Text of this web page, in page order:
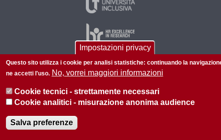
© 2026 Università di Padova - Tutti i diritti riservati
P.I. 00742430283 C.F. 80006480281
Impostazioni privacy
Questo sito utilizza i cookie per analisi statistiche: continuando la
ne accetti l'uso. No, vorrei maggiori informazioni
Cookie tecnici - strettamente necessari
Cookie analitici - misurazione anonima audience
Salva preferenze